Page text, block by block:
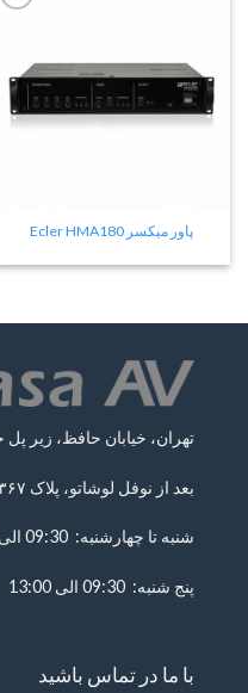
پاور میکسر Ecler HMA180
تهران، خیابان حافظ، زیر
بعد از نوفل لوشاتو، پلاک ۳۶۷
شنبه تا چهارشنبه: 09:30 الی 17:00
پنج شنبه: 09:30 الی 13:00
با ما در تماس باشید